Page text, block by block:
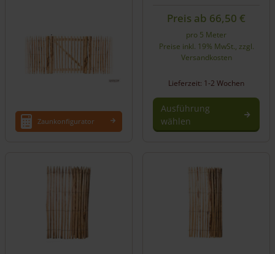
Zaunkonfigurator
Preis ab 66,50 €
pro 5 Meter
Preise inkl. 19% MwSt., zzgl.
Versandkosten
Lieferzeit: 1-2 Wochen
Ausführung
wählen